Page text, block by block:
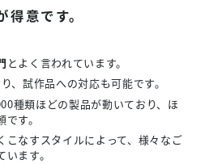
意です。
とよく言われています。
、試作品への対応も可能です。
種類ほどの製品が動いており、ほ
す。
こなすスタイルによって、様々なご
ます。